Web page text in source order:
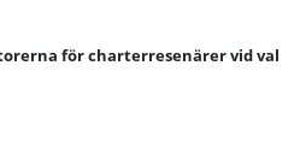
för charterresenärer vid val